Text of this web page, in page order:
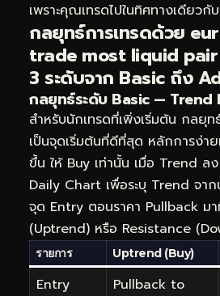
เพราะคุณเทรดไปในทิศทางเดียว
กลยุทธ์การเทรดด้วย
trade most liquid
3 ระดับจาก Basic ถึง
กลยุทธ์ระดับ Basic — Trend
สำหรับนักเทรดที่เพิ่งเริ่มต้น กลยุ
เป็นจุดเริ่มต้นที่ดีที่สุด หลักการง่า
ขึ้น ให้ Buy เท่านั้น เมื่อ Trend ลง
Daily Chart เพื่อระบุ Trend จา
จุด Entry ตอนราคา Pullback ม
(Uptrend) หรือ Resistance
รายการ Uptrend (Buy)
Entry
Pullback to